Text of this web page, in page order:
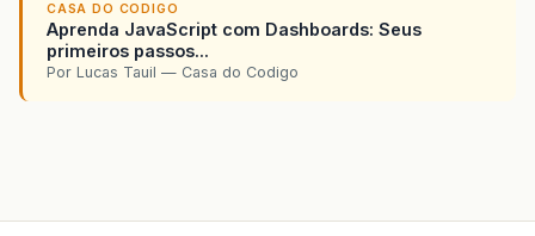
CASA DO CODIGO
Aprenda JavaScript com Dashboards: Seus
primeiros passos...
Por Lucas Tauil — Casa do Codigo